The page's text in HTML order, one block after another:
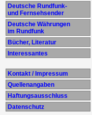
Deutsche Rundfunk-
und Fernsehsender
Deutsche Währungen
im Rundfunk
Bücher, Literatur
Interessantes
Kontakt / Impressum
Quellenangaben
Haftungsausschluss
Datenschutz